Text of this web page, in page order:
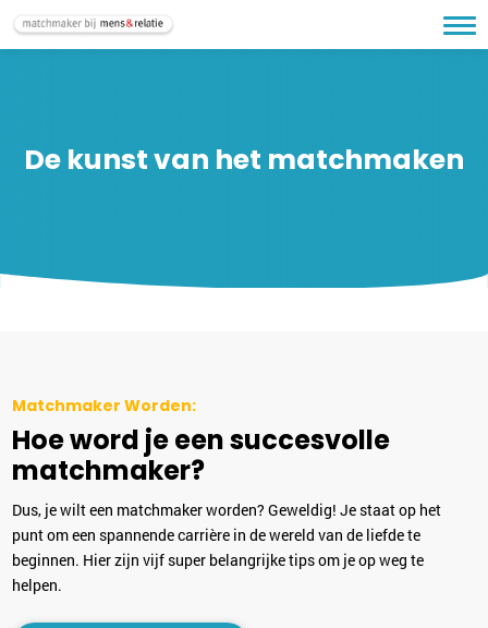
De kunst van het matchmaken
Matchmaker Worden:
Hoe word je een succesvolle
matchmaker?
Dus, je wilt een matchmaker worden? Geweldig! Je staat op het
punt om een spannende carrière in de wereld van de liefde te
beginnen. Hier zijn vijf super belangrijke tips om je op weg te
helpen.